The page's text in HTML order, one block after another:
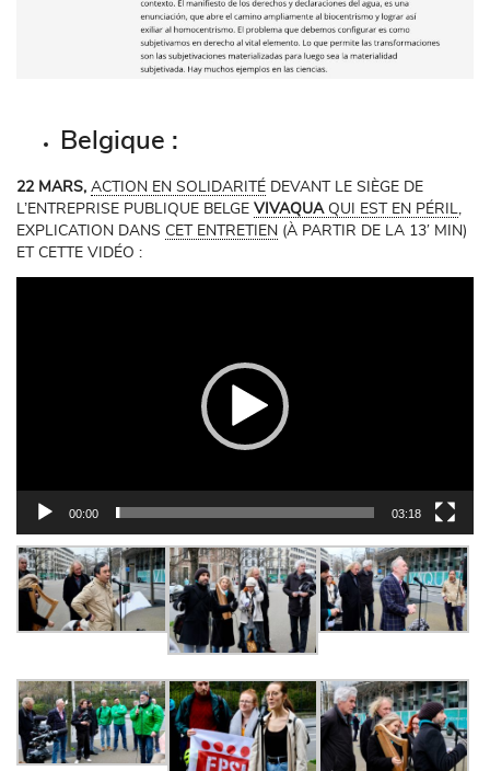
Belgique :
22 MARS, ACTION EN SOLIDARITÉ DEVANT LE SIÈGE DE
L’ENTREPRISE PUBLIQUE BELGE VIVAQUA QUI EST EN PÉRIL,
EXPLICATION DANS CET ENTRETIEN (À PARTIR DE LA 13′ MIN)
ET CETTE VIDÉO :
00:00 03:18